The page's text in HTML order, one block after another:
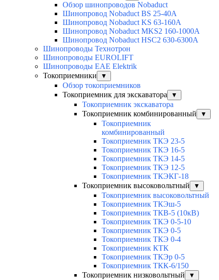
Обзор шинопроводов Nobaduct
Шинопровод Nobaduct BS 25-40A
Шинопровод Nobaduct KS 63-160А
Шинопровод Nobaduct MKS2 160-1000А
Шинопровод Nobaduct HSC2 630-6300А
Шинопроводы Технотрон
Шинопроводы EUROLIFT
Шинопроводы EAE Elektrik
Токоприемники
▼
Обзор токоприемников
Токоприемник для экскаватора
▼
Токоприемник экскаватора
Токоприемник комбинированный
▼
Токоприемник
комбинированный
Токоприемник ТКЭ 23-5
Токоприемник ТКЭ 16-5
Токоприемник ТКЭ 14-5
Токоприемник ТКЭ 12-5
Токоприемник ТКЭКГ-18
Токоприемник высоковольтный
▼
Токоприемник высоковольтный
Токоприемник ТКЭш-5
Токоприемник ТКВ-5 (10кВ)
Токоприемник ТКЭ 0-5-10
Токоприемник ТКЭ 0-5
Токоприемник ТКЭ 0-4
Токоприемник КТК
Токоприемник ТКЭр 0-5
Токоприемник ТКК-6/150
Токоприемник низковольтный
▼